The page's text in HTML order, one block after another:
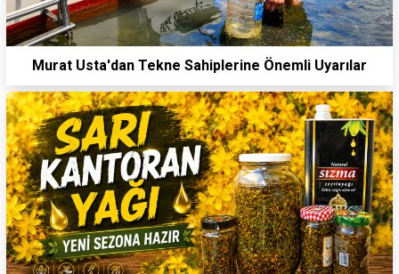
Murat Usta'dan Tekne Sahiplerine Önemli Uyarılar